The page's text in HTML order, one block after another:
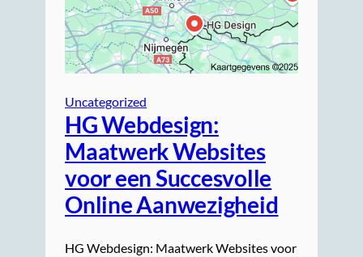
Uncategorized
HG Webdesign:
Maatwerk Websites
voor een Succesvolle
Online Aanwezigheid
HG Webdesign: Maatwerk Websites voor